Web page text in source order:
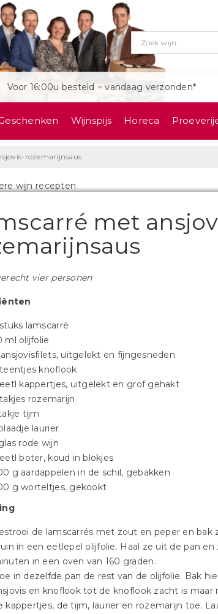
Voor 16:00u besteld = vandaag verzonden*
Wijnspijs Horeca
rozemarijnsaus
met
vier personen
lamscarré
ml olijfolie
uitgelekt en fijngesneden
knoflook
kappertjes, uitgelekt en grof gehakt
rozemarijn
tijm
laurier
rode wijn
boter, koud in blokjes
g aardappelen in de schil, gebakken
g worteltjes, gekookt
de lamscarrés met zout en peper en bak
in een eetlepel olijfolie. Haal ze uit de pan en
in een oven van 160 graden.
in dezelfde pan de rest van de olijfolie. Bak
en knoflook tot de knoflook zacht is maar
kappertjes, de tijm, laurier en rozemarijn toe.